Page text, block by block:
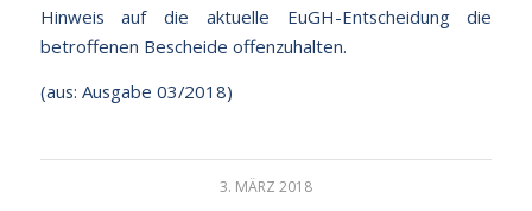
Hinweis auf die aktuelle EuGH-Entscheidung die
betroffenen Bescheide offenzuhalten.
(aus: Ausgabe 03/2018)
3. MÄRZ 2018